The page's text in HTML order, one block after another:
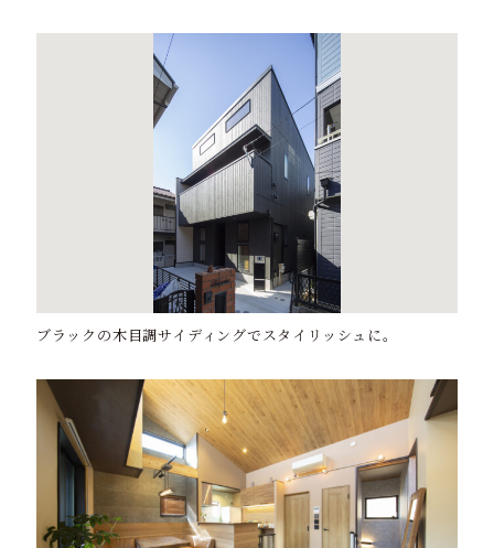
ブラックの木目調サイディングでスタイリッシュに。